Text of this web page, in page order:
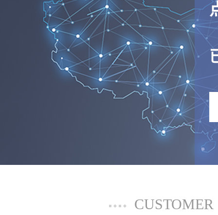
CUSTOMER